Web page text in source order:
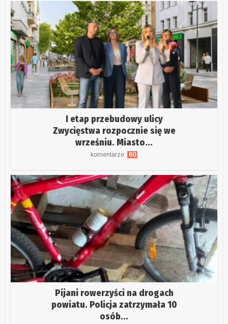
I etap przebudowy ulicy
Zwycięstwa rozpocznie się we
wrześniu. Miasto...
komentarze: 60
Pijani rowerzyści na drogach
powiatu. Policja zatrzymała 10
osób...